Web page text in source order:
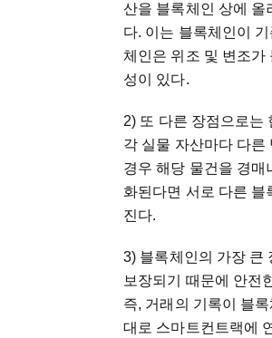
산을 블록체인 상에 올
다. 이는 블록체인이
체인은 위조 및 변조
성이 있다.
2) 또 다른 장점으로는
각 실물 자산마다 다른
경우 해당 물건을 경매
화된다면 서로 다른 블
진다.
3) 블록체인의 가장 큰
보장되기 때문에 안전
즉, 거래의 기록이 블
대로 스마트컨트랙에